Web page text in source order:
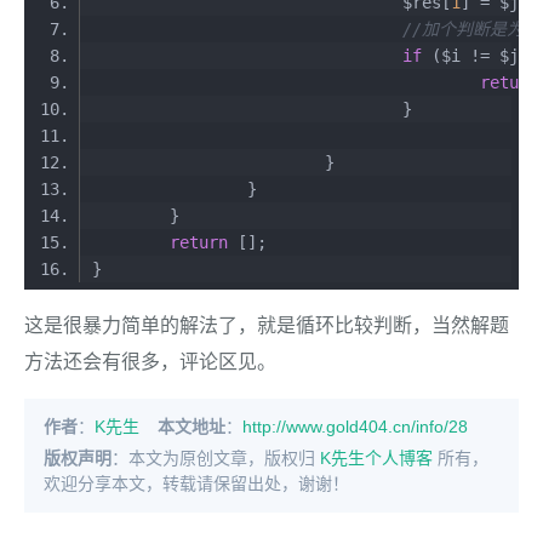
//加个判断是为
if
return
return
}
这是很暴力简单的解法了，就是循环比较判断，当然解题
方法还会有很多，评论区见。
作者： K先生 本文地址： http://www.gold404.cn/info/28
版权声明 ：本文为原创文章，版权归 K先生个人博客 所有，
欢迎分享本文，转载请保留出处，谢谢！